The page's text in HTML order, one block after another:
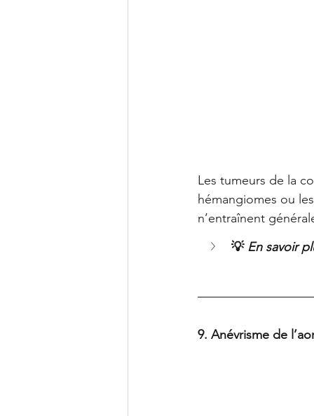
Les tumeurs de la
hémangiomes ou
n’entraînent
💡 En savoir
9. Anévrisme de